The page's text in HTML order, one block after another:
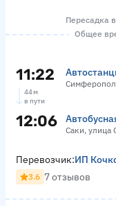
Пересадка
Общее
11:22
44 м
в пути
12:06 Саки, улица
Перевозчик:ИП
3.6 7 отзывов